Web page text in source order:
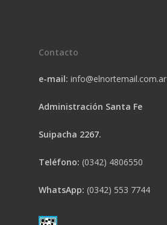
Contacto
e-mail: info@elnortemail.com.ar
Administración Santa Fe
Suipacha 2267.
Teléfono: (0342) 4806550
WhatsApp: (0342) 553 7744